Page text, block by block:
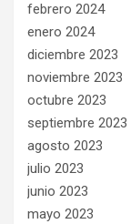
febrero 2024
enero 2024
diciembre 2023
noviembre 2023
octubre 2023
septiembre 2023
agosto 2023
julio 2023
junio 2023
mayo 2023